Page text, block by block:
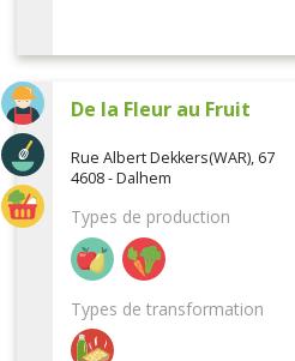
De la Fleur au Fruit
Rue Albert Dekkers(WAR), 67
4608 - Dalhem
Types de production
Types de transformation